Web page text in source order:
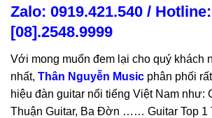
Zalo: 0919.421.540 / Hotline:
[08].2548.9999
Với mong muốn đem lại cho quý khách
nhất, Thân Nguyễn Music phân phối
hiệu đàn guitar nổi tiếng Việt Nam như:
Thuận Guitar, Ba Đờn …… Guitar Top 1